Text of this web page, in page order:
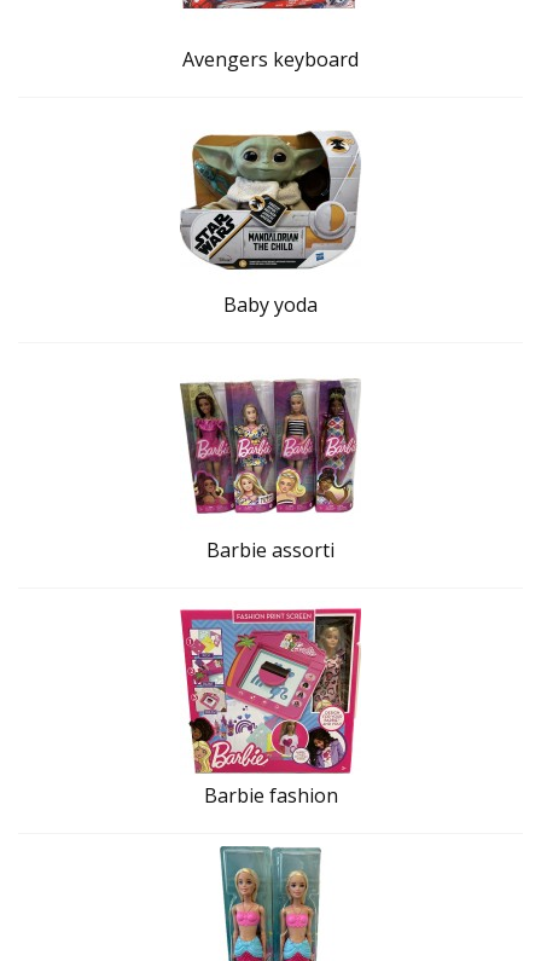
Avengers keyboard
Baby yoda
Barbie assorti
Barbie fashion